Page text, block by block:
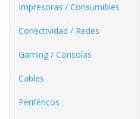
Impresoras / Consumibles
Conectividad / Redes
Gaming / Consolas
Cables
Periféricos